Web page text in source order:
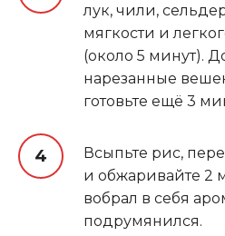
лук, чили,
мягкости и
(около 5 минут).
нарезанные
готовьте ещё 3
Всыпьте рис,
и обжаривайте 2
вобрал в себя
подрумянился.